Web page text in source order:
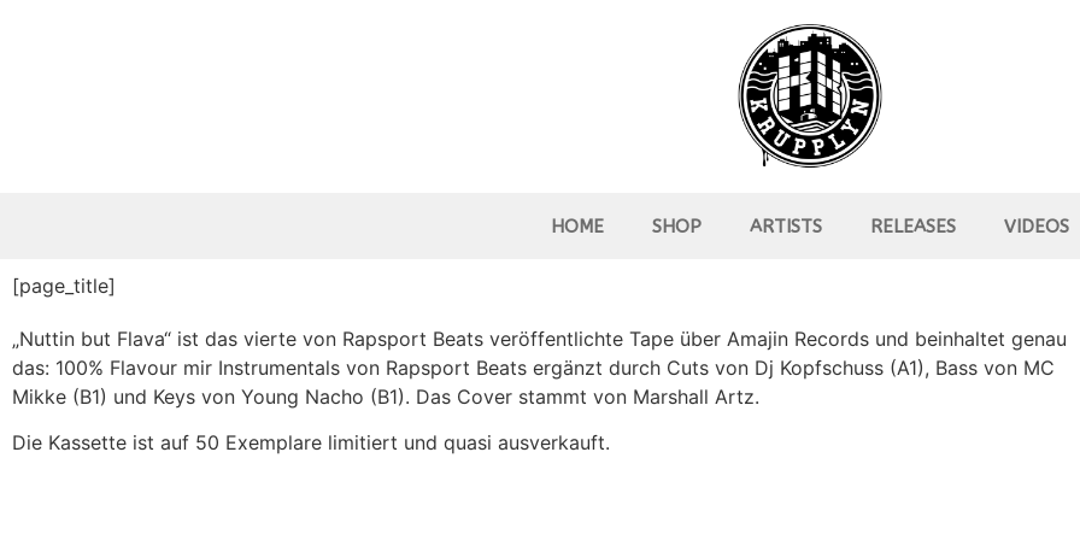
HOME SHOP ARTISTS RELEASES VIDEOS
[page_title]
„Nuttin but Flava“ ist das vierte von Rapsport Beats veröffentlichte Tape über Amajin Records und beinhaltet genau
das: 100% Flavour mir Instrumentals von Rapsport Beats ergänzt durch Cuts von Dj Kopfschuss (A1), Bass von MC
Mikke (B1) und Keys von Young Nacho (B1). Das Cover stammt von Marshall Artz.
Die Kassette ist auf 50 Exemplare limitiert und quasi ausverkauft.